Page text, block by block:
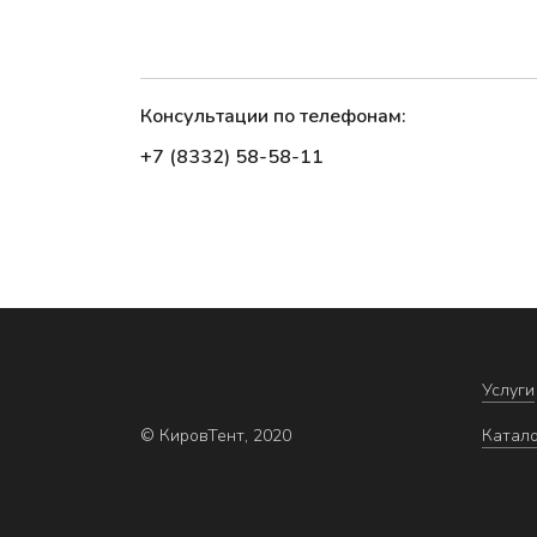
Консультации по телефонам:
+7 (8332) 58-58-11
© КировТент, 2020
Услуги